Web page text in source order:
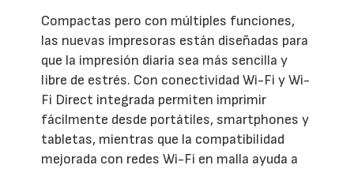
Compactas pero con múltiples funciones,
las nuevas impresoras están diseñadas para
que la impresión diaria sea más sencilla y
libre de estrés. Con conectividad Wi-Fi y Wi-
Fi Direct integrada permiten imprimir
fácilmente desde portátiles, smartphones y
tabletas, mientras que la compatibilidad
mejorada con redes Wi-Fi en malla ayuda a